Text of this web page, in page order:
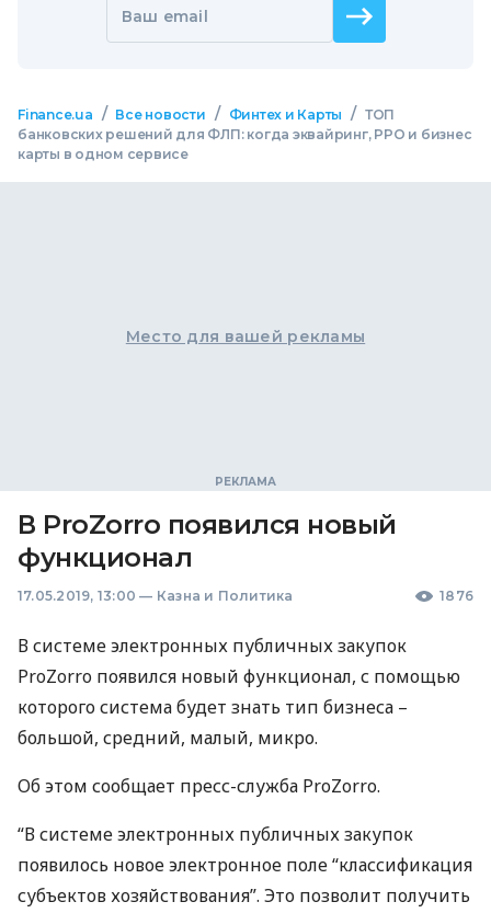
Ваш email
Finance.ua / Все новости / Финтех и Карты / ТОП
банковских решений для ФЛП: когда эквайринг, РРО и бизнес
карты в одном сервисе
Место для вашей рекламы
В ProZorro появился новый
функционал
17.05.2019, 13:00 — Казна и Политика 1876
В системе электронных публичных закупок
ProZorro появился новый функционал, с помощью
которого система будет знать тип бизнеса –
большой, средний, малый, микро.
Об этом сообщает пресс-служба ProZorro.
“В системе электронных публичных закупок
появилось новое электронное поле “классификация
субъектов хозяйствования”. Это позволит получить